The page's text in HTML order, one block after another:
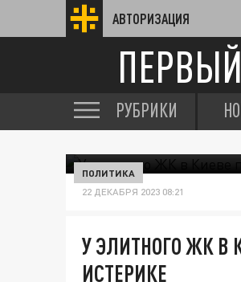
АВТОРИЗАЦИЯ
РУБРИКИ
ПОЛИТИКА
22 ДЕКАБРЯ 2023 08:21
У ЭЛИТНОГО ЖК В
ИСТЕРИКЕ